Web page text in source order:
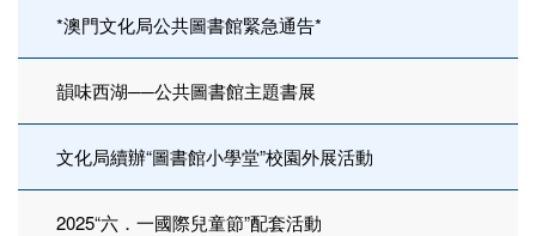
*澳門文化局公共圖書館緊急通告*
韻味西湖──公共圖書館主題書展
文化局續辦“圖書館小學堂”校園外展活動
2025“六．一國際兒童節”配套活動